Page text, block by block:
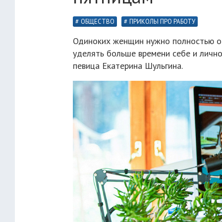
ОБЩЕСТВО ПРИКОЛЫ ПРО РАБОТУ
Одиноких женщин нужно полностью
уделять больше времени себе и
певица Екатерина Шульгина.